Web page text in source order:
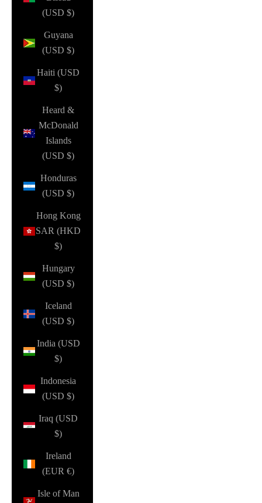
(USD $)
Guyana
(USD $)
Haiti (USD
$)
Heard &
McDonald
Islands
(USD $)
Honduras
(USD $)
Hong Kong
SAR (HKD
$)
Hungary
(USD $)
Iceland
(USD $)
India (USD
$)
Indonesia
(USD $)
Iraq (USD
$)
Ireland
(EUR €)
Isle of Man